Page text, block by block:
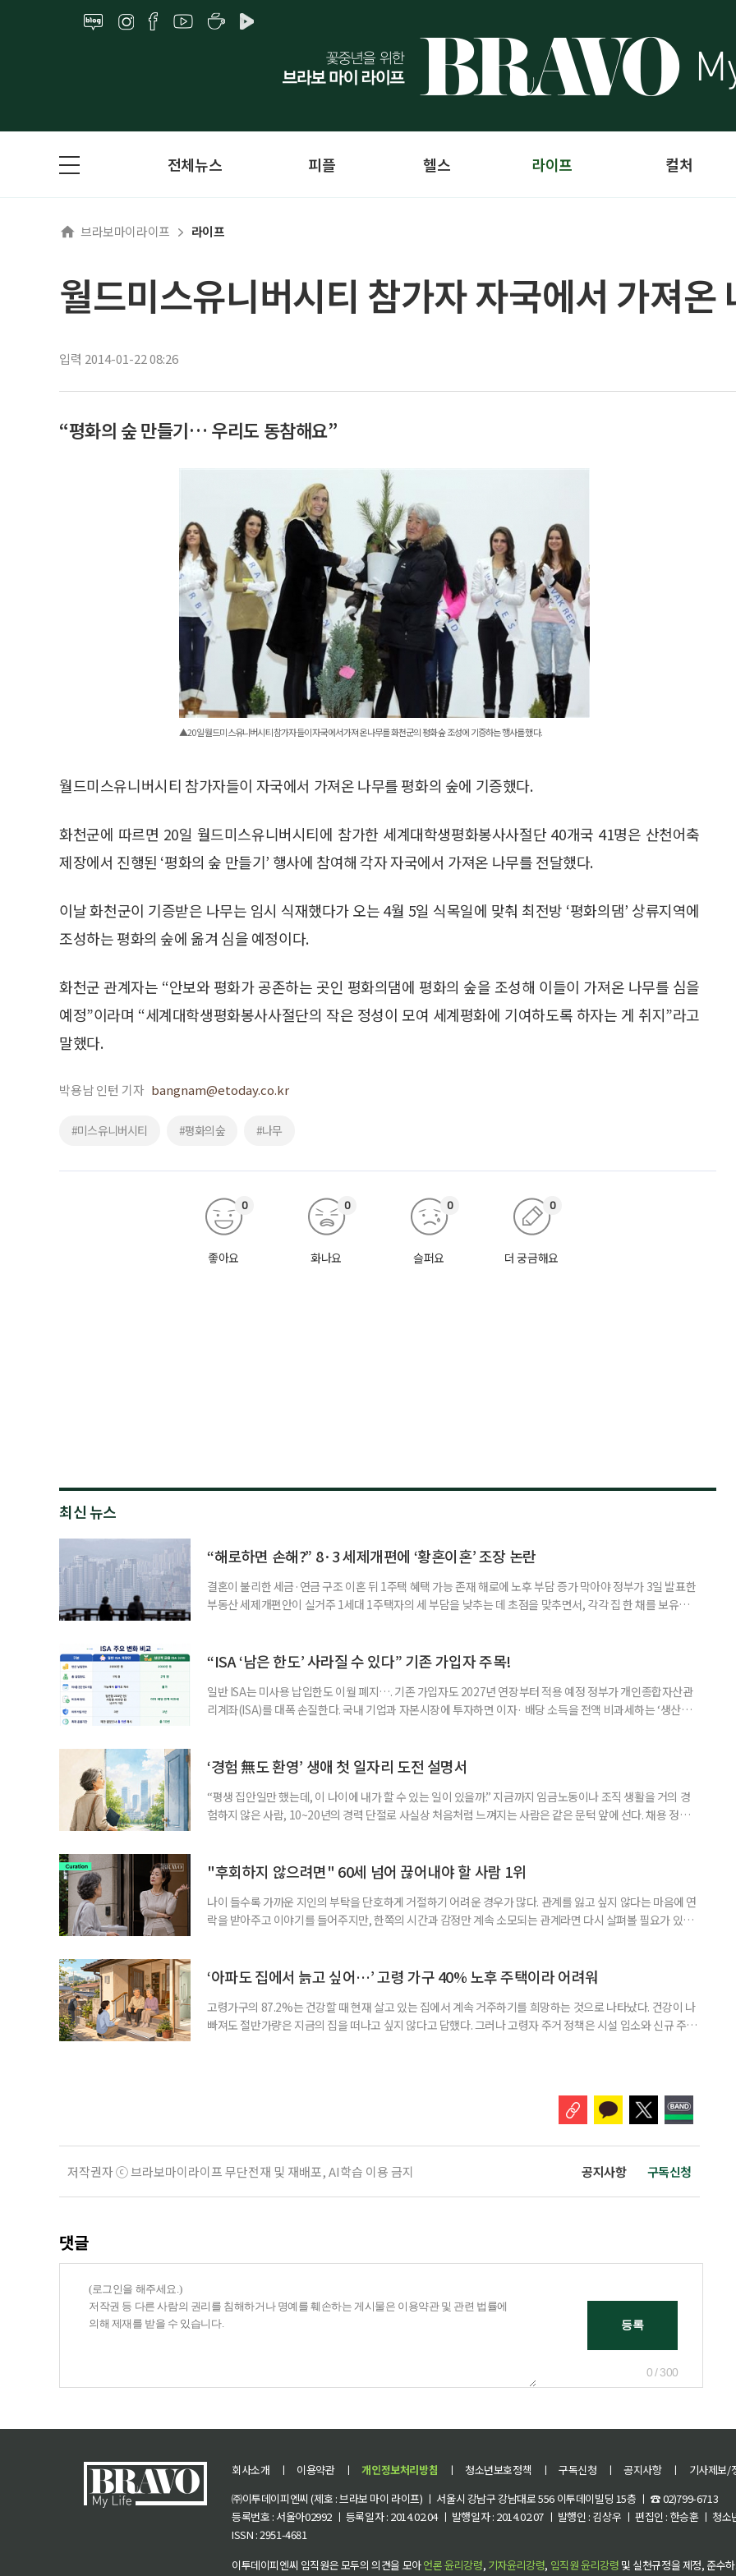
전체뉴스 피플 헬스 라이프 컬처
브라보마이라이프 라이프
월드미스유니버시티 참가자 자국에서 가져온
입력 2014-01-22 08:26
“평화의 숲 만들기… 우리도 동참해요”
▲20일 월드미스유니버시티 참가자들이 자국에서 가져온 나무를 화천군의 평화 숲 조성에 기증하는 행사를 했다.
월드미스유니버시티 참가자들이 자국에서 가져온 나무를 평화의 숲에 기증했다.
화천군에 따르면 20일 월드미스유니버시티에 참가한 세계대학생평화봉사사절단 40개국 41명은 산천어축
제장에서 진행된 ‘평화의 숲 만들기’ 행사에 참여해 각자 자국에서 가져온 나무를 전달했다.
이날 화천군이 기증받은 나무는 임시 식재했다가 오는 4월 5일 식목일에 맞춰 최전방 ‘평화의댐’ 상류지역에
조성하는 평화의 숲에 옮겨 심을 예정이다.
화천군 관계자는 “안보와 평화가 공존하는 곳인 평화의댐에 평화의 숲을 조성해 이들이 가져온 나무를 심을
예정”이라며 “세계대학생평화봉사사절단의 작은 정성이 모여 세계평화에 기여하도록 하자는 게 취지”라고
말했다.
박용남 인턴 기자 bangnam@etoday.co.kr
#미스유니버시티 #평화의숲 #나무
좋아요
0
화나요
0
슬퍼요
0
더 궁금해요
0
최신 뉴스
“해로하면 손해?” 8·3 세제개편에 ‘황혼이혼’ 조장 논란
결혼이 불리한 세금·연금 구조 이혼 뒤 1주택 혜택 가능 존재 해로에 노후 부담 증가 막아야 정부가 3일 발표한
부동산 세제개편안이 실거주 1세대 1주택자의 세 부담을 낮추는 데 초점을 맞추면서, 각각 집 한 채를 보유한
부가 각자 집 한 채씩을 보유하면 한 세대가 두 채를 가진 것으로 보지만, 실제 이혼해 주거와 생계를 분
“ISA ‘남은 한도’ 사라질 수 있다” 기존 가입자 주목!
일반 ISA는 미사용 납입한도 이월 폐지…. 기존 가입자도 2027년 연장부터 적용 예정 정부가 개인종합자산관
리계좌(ISA)를 대폭 손질한다. 국내 기업과 자본시장에 투자하면 이자· 배당 소득을 전액 비과세하는 ‘생산적
기 때문이다. 지난 3일 발표된 세제개편안이 국회 통과 후 그대로 시행된다면 법 시행 전 본
‘경험 無도 환영’ 생애 첫 일자리 도전 설명서
“평생 집안일만 했는데, 이 나이에 내가 할 수 있는 일이 있을까.” 지금까지 임금노동이나 조직 생활을 거의 경
험하지 않은 사람, 10~20년의 경력 단절로 사실상 처음처럼 느껴지는 사람은 같은 문턱 앞에 선다. 채용 정보를
경험이 풍부한 고령자는 중요한 국가 자원이다. 박경하 한국노인인력개발원 선임연구위
"후회하지 않으려면" 60세 넘어 끊어내야 할 사람 1위
나이 들수록 가까운 지인의 부탁을 단호하게 거절하기 어려운 경우가 많다. 관계를 잃고 싶지 않다는 마음에 연
락을 받아주고 이야기를 들어주지만, 한쪽의 시간과 감정만 계속 소모되는 관계라면 다시 살펴볼 필요가 있다.
게 여기며, 거절하는 순간 태도를 바꾸는 행동도 건강한 관계와는 거리가 멀다. 믿고 털어놓은 개인사나 약점을
‘아파도 집에서 늙고 싶어…’ 고령 가구 40% 노후 주택이라 어려워
고령가구의 87.2%는 건강할 때 현재 살고 있는 집에서 계속 거주하기를 희망하는 것으로 나타났다. 건강이 나
빠져도 절반가량은 지금의 집을 떠나고 싶지 않다고 답했다. 그러나 고령자 주거 정책은 시설 입소와 신규 주택
저작권자 ⓒ 브라보마이라이프 무단전재 및 재배포, AI학습 이용 금지 공지사항 구독신청
댓글
0 / 300
회사소개 ㅣ 이용약관 ㅣ 개인정보처리방침 ㅣ 청소년보호정책 ㅣ 구독신청 ㅣ 공지사항 ㅣ
기사제보/
㈜이투데이피엔씨 (제호 : 브라보 마이 라이프) ㅣ 서울시 강남구 강남대로 556 이투데이빌딩 15층 ㅣ ☎ 02)799-6713
등록번호 : 서울아02992 ㅣ 등록일자 : 2014.02.04 ㅣ 발행일자 : 2014.02.07 ㅣ 발행인 : 김상우 ㅣ 편집인 : 한승훈 ㅣ 청
ISSN : 2951-4681
이투데이피엔씨 임직원은 모두의 의견을 모아언론 윤리강령, 기자윤리강령, 임직원 윤리강령 및 실천규정을 제정, 준수